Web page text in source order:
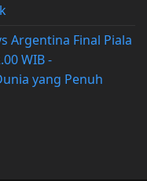
Argentina Final Piala
WIB -
yang Penuh